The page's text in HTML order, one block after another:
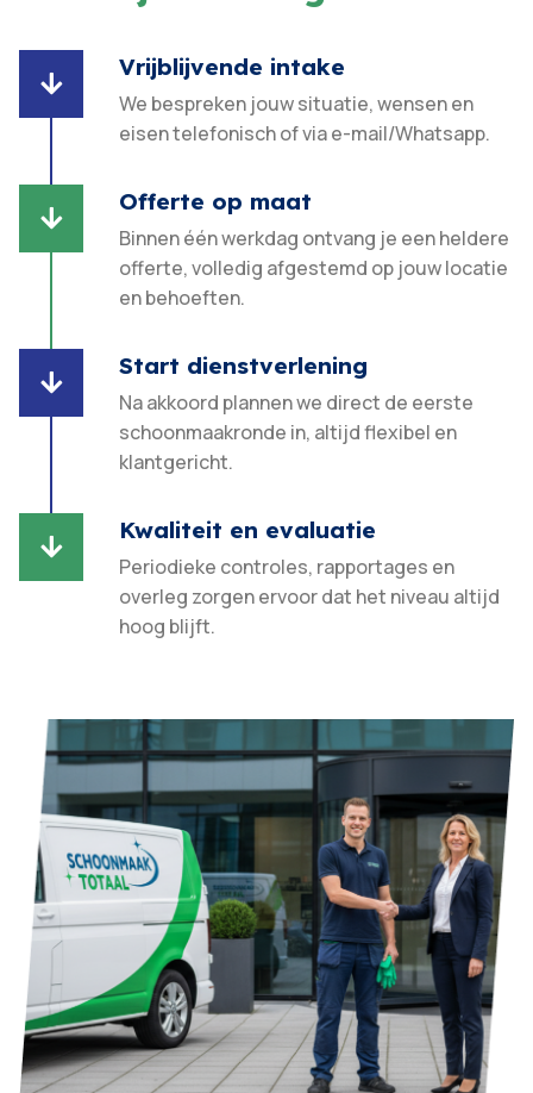

Vrijblijvende intake
We bespreken jouw situatie, wensen en
eisen telefonisch of via e-mail/Whatsapp.

Offerte op maat
Binnen één werkdag ontvang je een heldere
offerte, volledig afgestemd op jouw locatie
en behoeften.​

Start dienstverlening
Na akkoord plannen we direct de eerste
schoonmaakronde in, altijd flexibel en
klantgericht.​

Kwaliteit en evaluatie
Periodieke controles, rapportages en
overleg zorgen ervoor dat het niveau altijd
hoog blijft.​